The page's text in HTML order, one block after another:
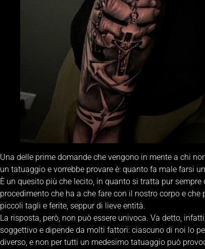
Una delle prime domande che vengono in mente a chi
un tatuaggio e vorrebbe provare è: quanto fa male farsi
È un quesito più che lecito, in quanto si tratta pur sempre
procedimento che ha a che fare con il nostro corpo e che
piccoli tagli e ferite, seppur di lieve entità.
La risposta, però, non può essere univoca. Va detto,
soggettivo e dipende da molti fattori: ciascuno di noi lo
diverso, e non per tutti un medesimo tatuaggio può